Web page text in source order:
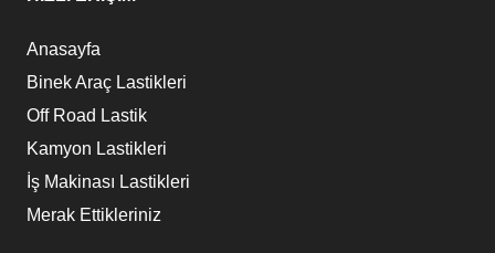
Anasayfa
Binek Araç Lastikleri
Off Road Lastik
Kamyon Lastikleri
İş Makinası Lastikleri
Merak Ettikleriniz